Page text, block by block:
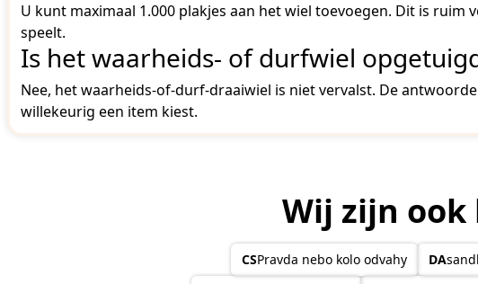
U kunt maximaal 1.000 plakjes aan het wiel toevoegen. Dit is
speelt.
Is het waarheids- of durfwiel
Nee, het waarheids-of-durf-draaiwiel is niet vervalst. De
willekeurig een item kiest.
Wij zijn
CSPravda nebo kolo odvahy DA